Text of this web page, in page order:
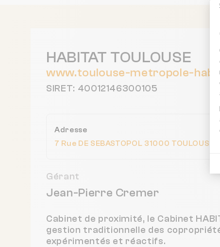
HABITAT TOULOUSE
www.toulouse-metropole-
SIRET: 40012146300105
Adresse
7 Rue DE SEBASTOPOL 31000 TOULOUSE,
Gérant
Jean-Pierre Cremer
Cabinet de proximité, le Cabinet
gestion traditionnelle des
expérimentés et réactifs.